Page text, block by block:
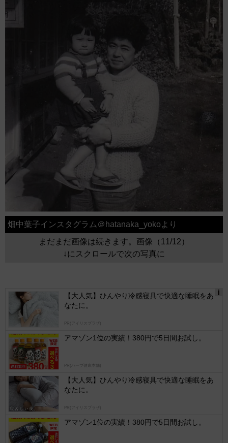
畑中葉子インスタグラム＠hatanaka_yokoより
まだまだ画像は続きます。画像（11/12）
↓にスクロールで次の写真に
【大人気】ひんやり冷感寝具で快適な睡眠をあ
なたに。
PR(アイリスプラザ)
アマゾン1位の実績！380円で5日間お試し。
PR(ハーブ健康本舗)
【大人気】ひんやり冷感寝具で快適な睡眠をあ
なたに。
PR(アイリスプラザ)
アマゾン1位の実績！380円で5日間お試し。